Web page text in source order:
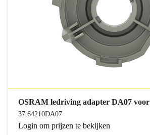
OSRAM ledriving adapter DA07 voor
37.64210DA07
Login om prijzen te bekijken